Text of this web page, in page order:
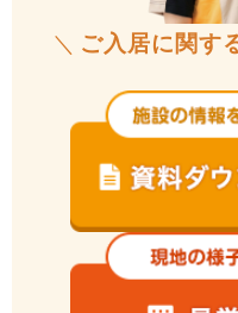
＼ ご入居に関す